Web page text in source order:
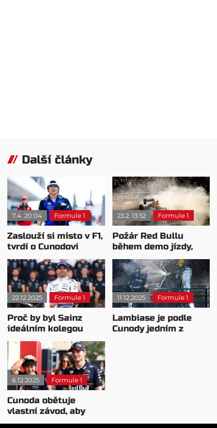
Další články
7.4. 20:04 Formule 1
Zaslouží si místo v F1,
tvrdí o Cunodovi
Mekies
23.2. 13:52 Formule 1
Požár Red Bullu
během demo jízdy,
Cúnoda je v pořádku
22.12.2025 Formule 1
Proč by byl Sainz
ideálním kolegou
Maxe Verstappena?
11.12.2025 Formule 1
Lambiase je podle
Cunody jedním z
6.12.2025 Formule 1
Cunoda obětuje
vlastní závod, aby
pomohl